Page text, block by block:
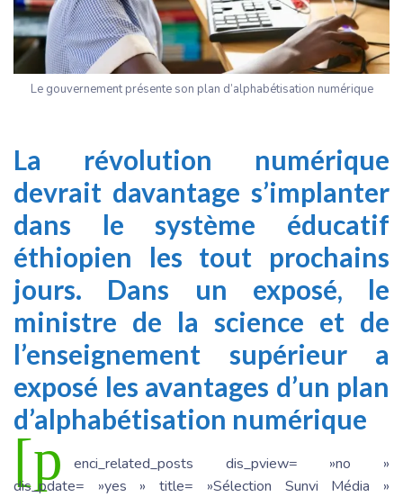
Le gouvernement présente son plan d’alphabétisation numérique
La révolution numérique
devrait davantage s’implanter
dans le système éducatif
éthiopien les tout prochains
jours. Dans un exposé, le
ministre de la science et de
l’enseignement supérieur a
exposé les avantages d’un plan
d’alphabétisation numérique
[p
enci_related_posts dis_pview= »no »
dis_pdate= »yes » title= »Sélection Sunvi Média »